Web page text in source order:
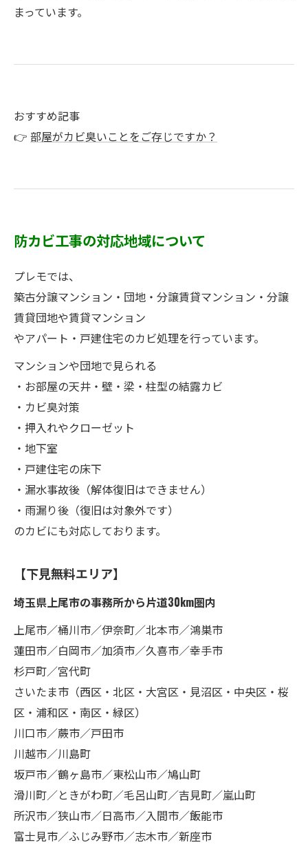
まっています。
おすすめ記事
👉 部屋がカビ臭いことをご存じですか？
防カビ工事の対応地域について
プレモでは、
築古分譲マンション・団地・分譲賃貸マンション・分譲
賃貸団地や賃貸マンション
やアパート・戸建住宅のカビ処理を行っています。
マンションや団地で見られる
・お部屋の天井・壁・梁・柱型の結露カビ
・カビ臭対策
・押入れやクローゼット
・地下室
・戸建住宅の床下
・漏水事故後（解体復旧はできません）
・雨漏り後（復旧は対象外です）
のカビにも対応しております。
【下見無料エリア】
埼玉県上尾市の事務所から片道30km圏内
上尾市／桶川市／伊奈町／北本市／鴻巣市
蓮田市／白岡市／加須市／久喜市／幸手市
杉戸町／宮代町
さいたま市（西区・北区・大宮区・見沼区・中央区・桜
区・浦和区・南区・緑区）
川口市／蕨市／戸田市
川越市／川島町
坂戸市／鶴ヶ島市／東松山市／鳩山町
滑川町／ときがわ町／毛呂山町／吉見町／嵐山町
所沢市／狭山市／日高市／入間市／飯能市
富士見市／ふじみ野市／志木市／新座市